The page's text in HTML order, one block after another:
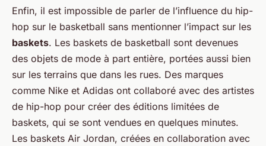
Enfin, il est impossible de parler de l’influence du hip-
hop sur le basketball sans mentionner l’impact sur les
baskets. Les baskets de basketball sont devenues
des objets de mode à part entière, portées aussi bien
sur les terrains que dans les rues. Des marques
comme Nike et Adidas ont collaboré avec des artistes
de hip-hop pour créer des éditions limitées de
baskets, qui se sont vendues en quelques minutes.
Les baskets Air Jordan, créées en collaboration avec